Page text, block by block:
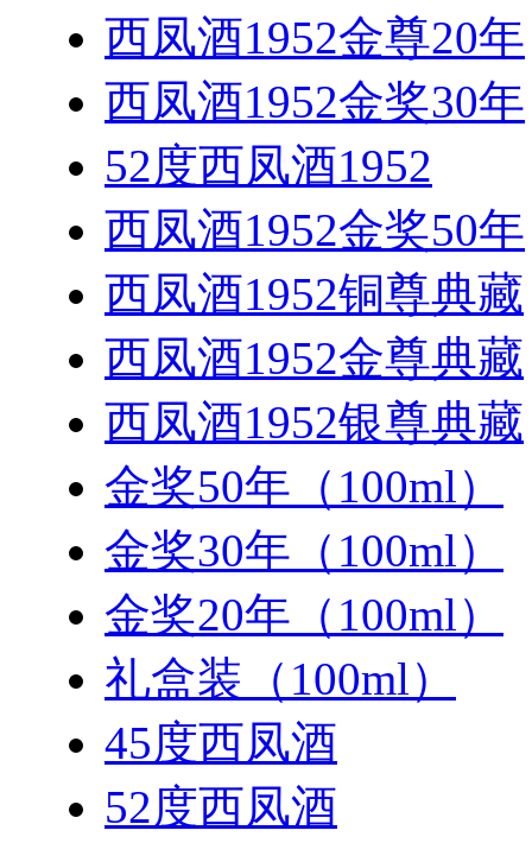
西凤酒1952金尊20年
西凤酒1952金奖30年
52度西凤酒1952
西凤酒1952金奖50年
西凤酒1952铜尊典藏
西凤酒1952金尊典藏
西凤酒1952银尊典藏
金奖50年（100ml）
金奖30年（100ml）
金奖20年（100ml）
礼盒装（100ml）
45度西凤酒
52度西凤酒